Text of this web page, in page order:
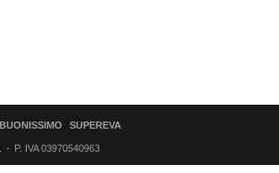
BUONISSIMO SUPEREVA
P. IVA 03970540963